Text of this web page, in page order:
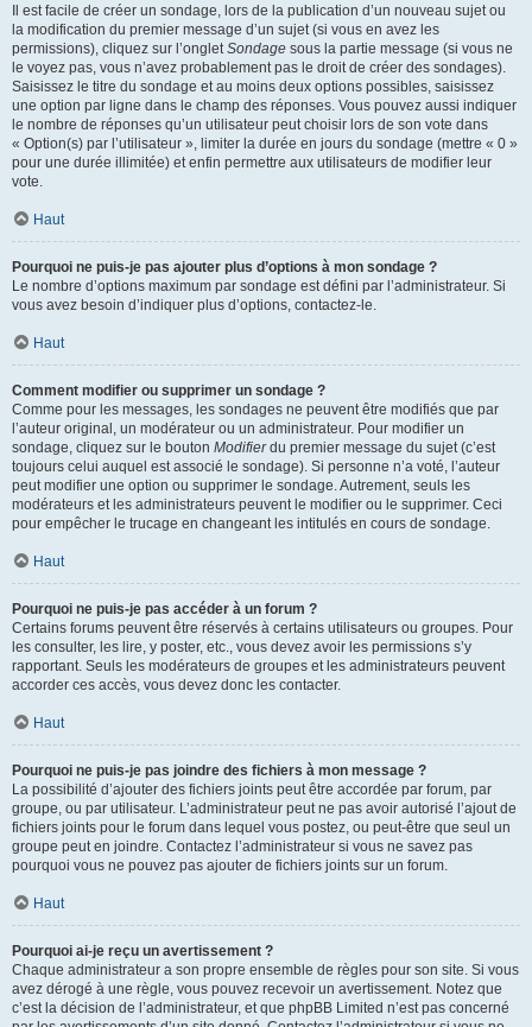
Il est facile de créer un sondage, lors de la publication d’un nouveau sujet ou
la modification du premier message d’un sujet (si vous en avez les
permissions), cliquez sur l’ongletSondage sous la partie message (si vous ne
le voyez pas, vous n’avez probablement pas le droit de créer des sondages).
Saisissez le titre du sondage et au moins deux options possibles, saisissez
une option par ligne dans le champ des réponses. Vous pouvez aussi indiquer
le nombre de réponses qu’un utilisateur peut choisir lors de son vote dans
« Option(s) par l’utilisateur », limiter la durée en jours du sondage (mettre « 0 »
pour une durée illimitée) et enfin permettre aux utilisateurs de modifier leur
vote.
Haut
Pourquoi ne puis-je pas ajouter plus d’options à mon sondage ?
Le nombre d’options maximum par sondage est défini par l’administrateur. Si
vous avez besoin d’indiquer plus d’options, contactez-le.
Haut
Comment modifier ou supprimer un sondage ?
Comme pour les messages, les sondages ne peuvent être modifiés que par
l’auteur original, un modérateur ou un administrateur. Pour modifier un
sondage, cliquez sur le bouton Modifierdu premier message du sujet (c’est
toujours celui auquel est associé le sondage). Si personne n’a voté, l’auteur
peut modifier une option ou supprimer le sondage. Autrement, seuls les
modérateurs et les administrateurs peuvent le modifier ou le supprimer. Ceci
pour empêcher le trucage en changeant les intitulés en cours de sondage.
Haut
Pourquoi ne puis-je pas accéder à un forum ?
Certains forums peuvent être réservés à certains utilisateurs ou groupes. Pour
les consulter, les lire, y poster, etc., vous devez avoir les permissions s’y
rapportant. Seuls les modérateurs de groupes et les administrateurs peuvent
accorder ces accès, vous devez donc les contacter.
Haut
Pourquoi ne puis-je pas joindre des fichiers à mon message ?
La possibilité d’ajouter des fichiers joints peut être accordée par forum, par
groupe, ou par utilisateur. L’administrateur peut ne pas avoir autorisé l’ajout de
fichiers joints pour le forum dans lequel vous postez, ou peut-être que seul un
groupe peut en joindre. Contactez l’administrateur si vous ne savez pas
pourquoi vous ne pouvez pas ajouter de fichiers joints sur un forum.
Haut
Pourquoi ai-je reçu un avertissement ?
Chaque administrateur a son propre ensemble de règles pour son site. Si vous
avez dérogé à une règle, vous pouvez recevoir un avertissement. Notez que
c’est la décision de l’administrateur, et que phpBB Limited n’est pas concerné